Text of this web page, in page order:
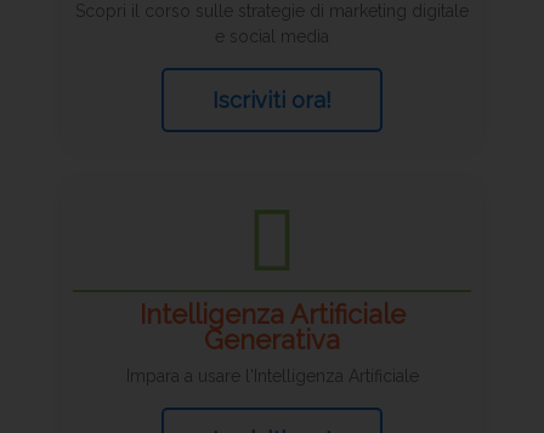
Scopri il corso sulle strategie di marketing digitale
e social media
Iscriviti ora!
Intelligenza Artificiale
Generativa
Impara a usare l'Intelligenza Artificiale